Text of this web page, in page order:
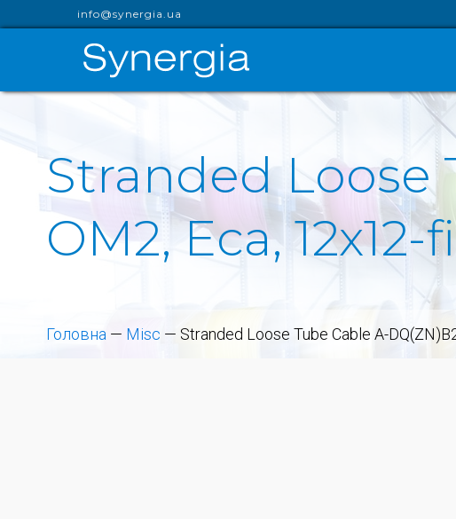
info@synergia.ua
Stranded Loose
OM2, Eca,
Головна — Misc — Stranded Loose Tube Cable A-